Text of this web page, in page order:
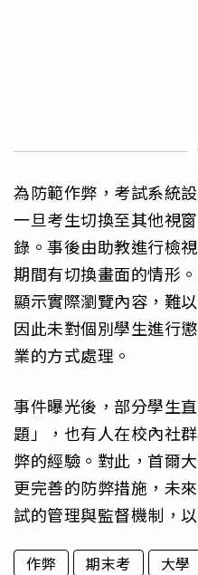
為防範作弊，考試系統
一旦考生切換至其他視
錄。事後由助教進行檢
期間有切換畫面的情形
顯示實際瀏覽內容，難
因此未對個別學生進行
業的方式處理。
事件曝光後，部分學生
題」，也有人在校內社
弊的經驗。對此，首爾
更完善的防弊措施，未
試的管理與監督機制，
作弊 期末考 大學